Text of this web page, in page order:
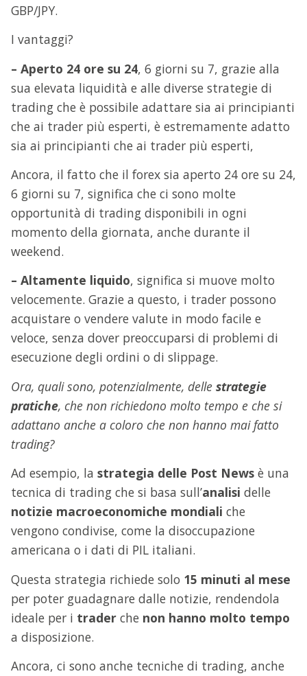
GBP/JPY.
I vantaggi?
– Aperto 24 ore su 24, 6 giorni su 7, grazie alla
sua elevata liquidità e alle diverse strategie di
trading che è possibile adattare sia ai principianti
che ai trader più esperti, è estremamente adatto
sia ai principianti che ai trader più esperti,
Ancora, il fatto che il forex sia aperto 24 ore su 24,
6 giorni su 7, significa che ci sono molte
opportunità di trading disponibili in ogni
momento della giornata, anche durante il
weekend.
– Altamente liquido, significa si muove molto
velocemente. Grazie a questo, i trader possono
acquistare o vendere valute in modo facile e
veloce, senza dover preoccuparsi di problemi di
esecuzione degli ordini o di slippage.
Ora, quali sono, potenzialmente, delle strategie
pratiche, che non richiedono molto tempo e che si
adattano anche a coloro che non hanno mai fatto
trading?
Ad esempio, la strategia delle Post News è una
tecnica di trading che si basa sull’analisi delle
notizie macroeconomiche mondiali che
vengono condivise, come la disoccupazione
americana o i dati di PIL italiani.
Questa strategia richiede solo 15 minuti al mese
per poter guadagnare dalle notizie, rendendola
ideale per i trader che non hanno molto tempo
a disposizione.
Ancora, ci sono anche tecniche di trading, anche